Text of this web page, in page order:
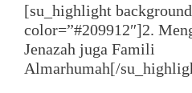
[su_highlight
color=”#209912″]2.
Jenazah juga Famili
Almarhumah[/